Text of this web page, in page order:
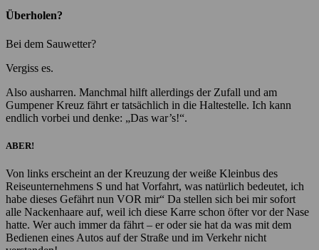
Überholen?
Bei dem Sauwetter?
Vergiss es.
Also ausharren. Manchmal hilft allerdings der Zufall und am
Gumpener Kreuz fährt er tatsächlich in die Haltestelle. Ich kann
endlich vorbei und denke: „Das war’s!“.
ABER!
Von links erscheint an der Kreuzung der weiße Kleinbus des
Reiseunternehmens S und hat Vorfahrt, was natürlich bedeutet, ich
habe dieses Gefährt nun VOR mir“ Da stellen sich bei mir sofort
alle Nackenhaare auf, weil ich diese Karre schon öfter vor der Nase
hatte. Wer auch immer da fährt – er oder sie hat da was mit dem
Bedienen eines Autos auf der Straße und im Verkehr nicht